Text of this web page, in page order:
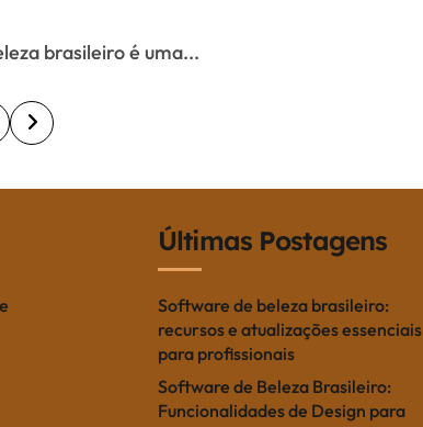
brasileiro é uma...
Últimas Postagens
Software de beleza brasileiro:
recursos e atualizações essenciais
para profissionais
Software de Beleza Brasileiro:
Funcionalidades de Design para